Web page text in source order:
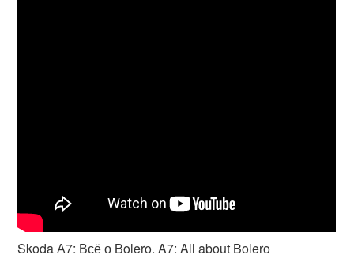
Skoda А7: Всё о Bolero. A7: All about Bolero